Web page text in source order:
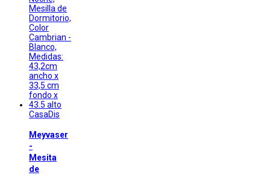
CasaDis
Meyvaser
-
Mesita
de